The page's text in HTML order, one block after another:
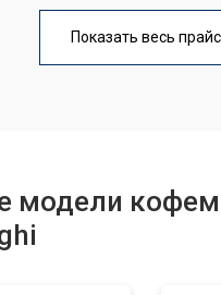
Показать весь прайс
модели